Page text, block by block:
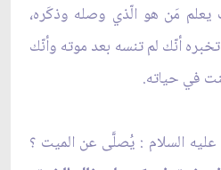
يعلم مَن هو الّذي وصله وذكَره،
أنّك لم تنسه بعد موته وأنّك
في حياته.
عليه السلام : يُصلَّى عن الميت ؟